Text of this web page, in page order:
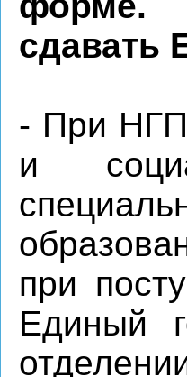
сдавать
- При
и
при
Единый